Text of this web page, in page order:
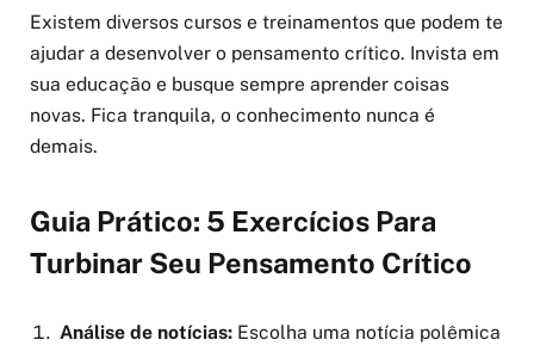
Existem diversos cursos e treinamentos que podem te
ajudar a desenvolver o pensamento crítico. Invista em
sua educação e busque sempre aprender coisas
novas. Fica tranquila, o conhecimento nunca é
demais.
Guia Prático: 5 Exercícios Para
Turbinar Seu Pensamento Crítico
Análise de notícias: Escolha uma notícia polêmica